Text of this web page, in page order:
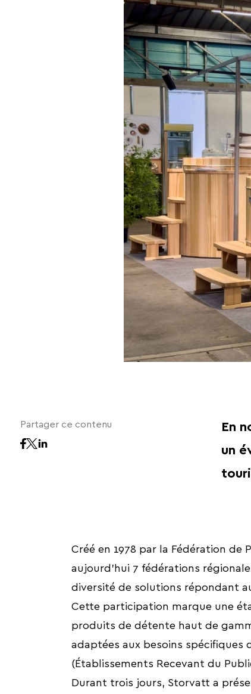
Partager ce contenu
En
un
Créé en 1978 par la Fédération
aujourd'hui 7 fédérations
diversité de solutions répondant
Cette participation marque une
produits de détente haut de
adaptées aux besoins spécifiques
(Établissements Recevant du
Durant trois jours, Storvatt a